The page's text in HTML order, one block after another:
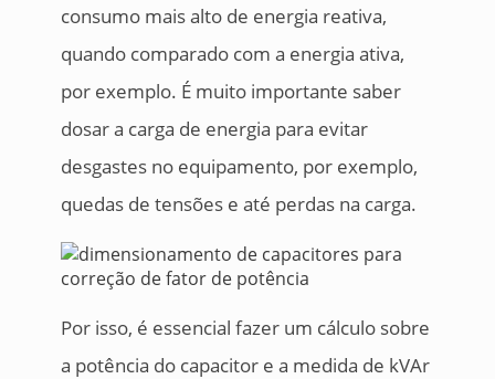
consumo mais alto de energia reativa,
quando comparado com a energia ativa,
por exemplo. É muito importante saber
dosar a carga de energia para evitar
desgastes no equipamento, por exemplo,
quedas de tensões e até perdas na carga.
Por isso, é essencial fazer um cálculo sobre
a potência do capacitor e a medida de kVAr